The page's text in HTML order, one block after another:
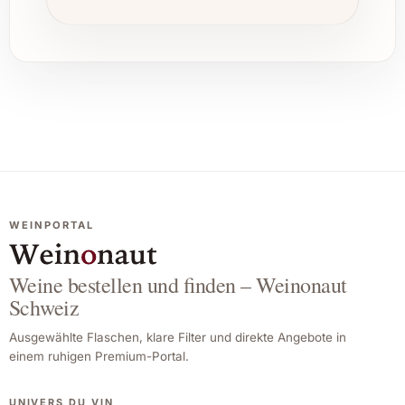
WEINPORTAL
Weine bestellen und finden – Weinonaut
Schweiz
Ausgewählte Flaschen, klare Filter und direkte Angebote in
einem ruhigen Premium-Portal.